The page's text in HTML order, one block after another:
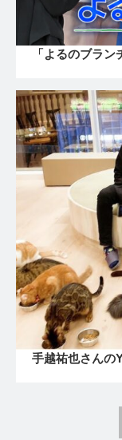
「よるのブラ
手越祐也さんの